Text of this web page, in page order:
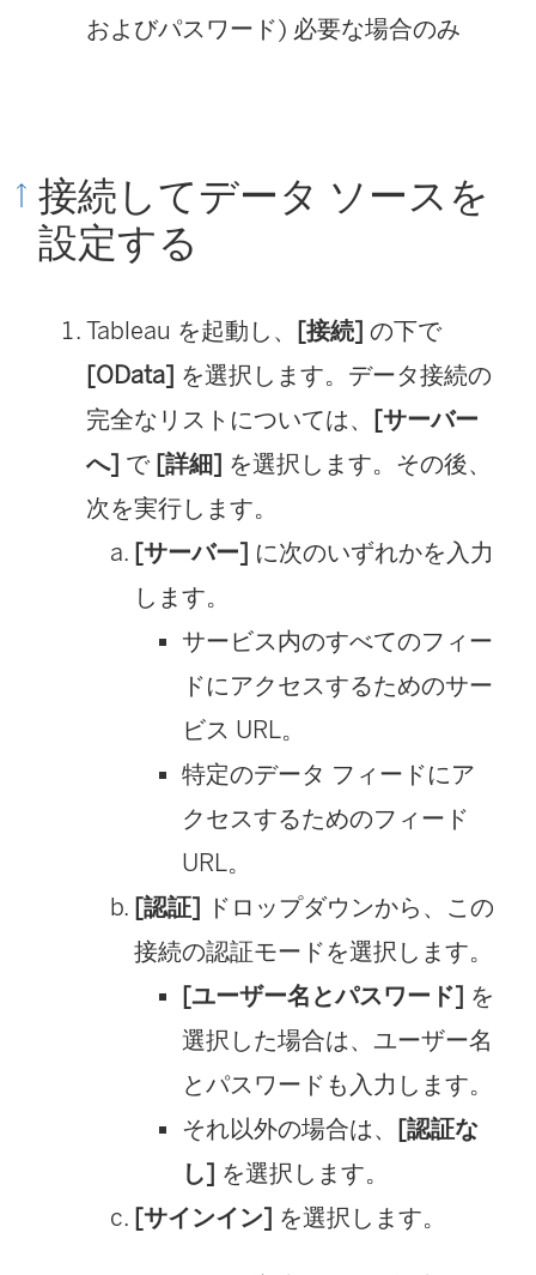
およびパスワード) 必要な場合のみ
接続してデータ ソースを
設定する
Tableau を起動し、 [接続] の下で
[OData] を選択します。データ接続の
完全なリストについては、 [サーバー
へ] で [詳細] を選択します。その後、
次を実行します。
[サーバー] に次のいずれかを入力
します。
サービス内のすべてのフィー
ドにアクセスするためのサー
ビス URL。
特定のデータ フィードにア
クセスするためのフィード
URL。
[認証] ドロップダウンから、この
接続の認証モードを選択します。
[ユーザー名とパスワード] を
選択した場合は、ユーザー名
とパスワードも入力します。
それ以外の場合は、 [認証な
し] を選択します。
[サインイン] を選択します。